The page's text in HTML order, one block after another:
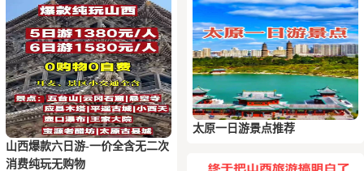
山西爆款六日游-一价全含无二次
消费纯玩无购物
太原一日游景点推荐